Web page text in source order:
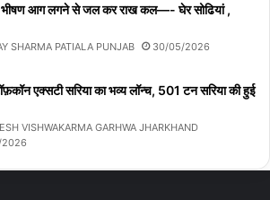
भीषण आग लगने से जल कर राख कल—- घेर सोढियां ,
SHARMA PATIALA PUNJAB 30/05/2026
एक्सटी सरिया का भव्य लॉन्च, 501 टन सरिया की हुई
VISHWAKARMA GARHWA JHARKHAND